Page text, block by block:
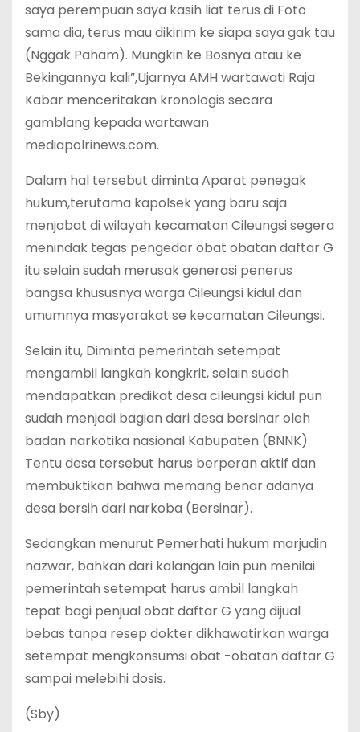
saya perempuan saya kasih liat terus di Foto
sama dia, terus mau dikirim ke siapa saya gak tau
(Nggak Paham). Mungkin ke Bosnya atau ke
Bekingannya kali”,Ujarnya AMH wartawati Raja
Kabar menceritakan kronologis secara
gamblang kepada wartawan
mediapolrinews.com.
Dalam hal tersebut diminta Aparat penegak
hukum,terutama kapolsek yang baru saja
menjabat di wilayah kecamatan Cileungsi segera
menindak tegas pengedar obat obatan daftar G
itu selain sudah merusak generasi penerus
bangsa khususnya warga Cileungsi kidul dan
umumnya masyarakat se kecamatan Cileungsi.
Selain itu, Diminta pemerintah setempat
mengambil langkah kongkrit, selain sudah
mendapatkan predikat desa cileungsi kidul pun
sudah menjadi bagian dari desa bersinar oleh
badan narkotika nasional Kabupaten (BNNK).
Tentu desa tersebut harus berperan aktif dan
membuktikan bahwa memang benar adanya
desa bersih dari narkoba (Bersinar).
Sedangkan menurut Pemerhati hukum marjudin
nazwar, bahkan dari kalangan lain pun menilai
pemerintah setempat harus ambil langkah
tepat bagi penjual obat daftar G yang dijual
bebas tanpa resep dokter dikhawatirkan warga
setempat mengkonsumsi obat -obatan daftar G
sampai melebihi dosis.
(Sby)